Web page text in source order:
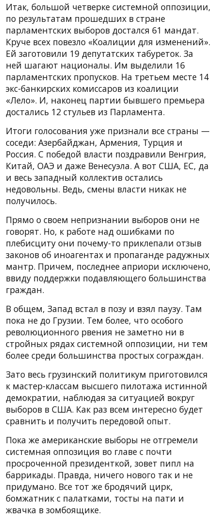
Итак, большой четверке системной оппозиции,
по результатам прошедших в стране
парламентских выборов достался 61 мандат.
Круче всех повезло «Коалиции для изменений».
Ей заготовили 19 депутатских табуреток. За
ней шагают националы. Им выделили 16
парламентских пропусков. На третьем месте 14
экс-банкирских комиссаров из коалиции
«Лело». И, наконец партии бывшего премьера
достались 12 стульев из Парламента.
Итоги голосования уже признали все страны —
соседи: Азербайджан, Армения, Турция и
Россия. С победой власти поздравили Венгрия,
Китай, ОАЭ и даже Венесуэла. А вот США, ЕС, да
и весь западный коллектив остались
недовольны. Ведь, смены власти никак не
получилось.
Прямо о своем непризнании выборов они не
говорят. Но, к работе над ошибками по
плебисциту они почему-то приклепали отзыв
законов об иноагентах и пропаганде радужных
мантр. Причем, последнее априори исключено,
ввиду поддержки подавляющего большинства
граждан.
В общем, Запад встал в позу и взял паузу. Там
пока не до Грузии. Тем более, что особого
революционного рвения не заметно ни в
стройных рядах системной оппозиции, ни тем
более среди большинства простых сограждан.
Зато весь грузинский политикум приготовился
к мастер-классам высшего пилотажа истинной
демократии, наблюдая за ситуацией вокруг
выборов в США. Как раз всем интересно будет
сравнить и получить передовой опыт.
Пока же американские выборы не отгремели
системная оппозиция во главе с почти
просроченной президенткой, зовет пипл на
баррикады. Правда, ничего нового так и не
придумано. Все тот же бродячий цирк,
бомжатник с палатками, тосты на пати и
жвачка в зомбоящике.